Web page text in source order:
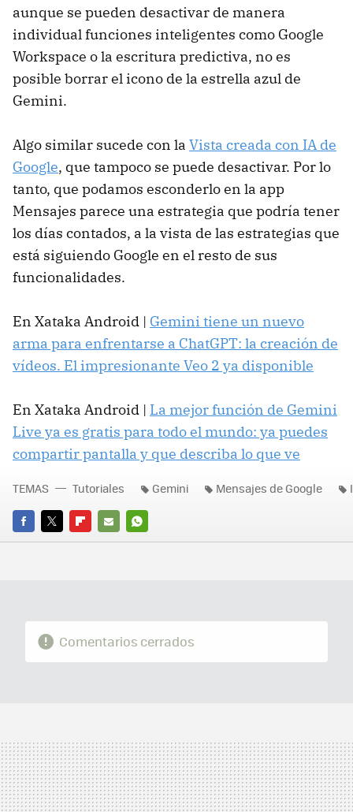
aunque se pueden desactivar de manera
individual funciones inteligentes como Google
Workspace o la escritura predictiva, no es
posible borrar el icono de la estrella azul de
Gemini.
Algo similar sucede con la Vista creada con IA de
Google, que tampoco se puede desactivar. Por lo
tanto, que podamos esconderlo en la app
Mensajes parece una estrategia que podría tener
los días contados, a la vista de las estrategias que
está siguiendo Google en el resto de sus
funcionalidades.
En Xataka Android | Gemini tiene un nuevo
arma para enfrentarse a ChatGPT: la creación de
vídeos. El impresionante Veo 2 ya disponible
En Xataka Android | La mejor función de Gemini
Live ya es gratis para todo el mundo: ya puedes
compartir pantalla y que describa lo que ve
FACEBOOK
TWITTERFLIPBOARD
E-
WHATSAPP
TEMAS Tutoriales Gemini Mensajes de Google
Comentarios cerrados